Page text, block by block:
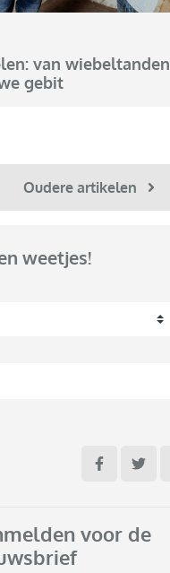
van wiebeltanden
gebit
Oudere artikelen
weetjes!
voor de